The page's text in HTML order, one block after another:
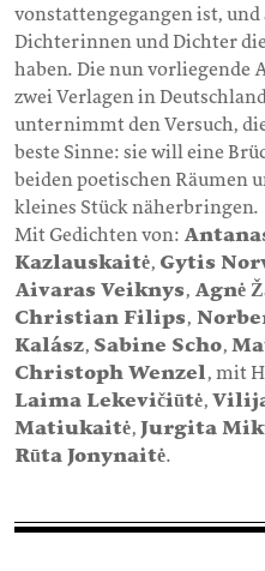
vonstattengegangen ist,
Dichterinnen und Dichter
haben. Die nun vorliegende
zwei Verlagen in
unternimmt den Versuch,
beste Sinne: sie will eine
beiden poetischen Räumen
kleines Stück näherbringen.
Mit Gedichten von:
Kazlauskaitė, Gytis
Aivaras Veiknys, Agnė
Christian Filips,
Kalász, Sabine Scho,
Christoph Wenzel, mit
Laima Lekevičiūtė,
Matiukaitė, Jurgita
Rūta Jonynaitė.